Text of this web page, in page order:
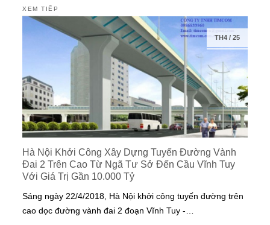
XEM TIẾP
TH4/ 25
Hà Nội Khởi Công Xây Dựng Tuyến Đường Vành
Đai 2 Trên Cao Từ Ngã Tư Sở Đến Cầu Vĩnh Tuy
Với Giá Trị Gần 10.000 Tỷ
Sáng ngày 22/4/2018, Hà Nội khởi công tuyến đường trên
cao dọc đường vành đai 2 đoạn Vĩnh Tuy -…